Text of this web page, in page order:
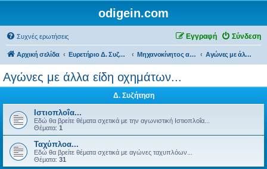
odigein.com
Συχνές ερωτήσεις Σύνδεση
Εγγραφή
Αρχική σελίδα Ευρετήριο Δ. Συζήτησης Μηχανοκίνητος αθλητισμός και μη... Αγώνες με άλλα είδη οχημάτων...
Αγώνες με άλλα είδη οχημάτων...
Δ. Συζήτηση
Ιστιοπλοΐα...
Εδώ θα βρείτε θέματα σχετικά με την αγωνιστική Ιστιοπλοΐα...
Θέματα: 1
Ταχύπλοα...
Εδώ θα βρείτε θέματα σχετικά με αγώνες ταχυπλόων...
Θέματα: 31